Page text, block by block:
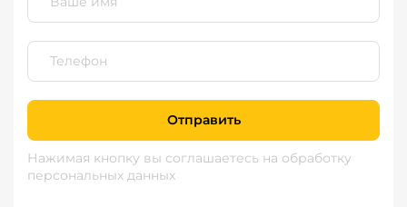
Отправить
Нажимая кнопку вы соглашаетесь на обработку
персональных данных